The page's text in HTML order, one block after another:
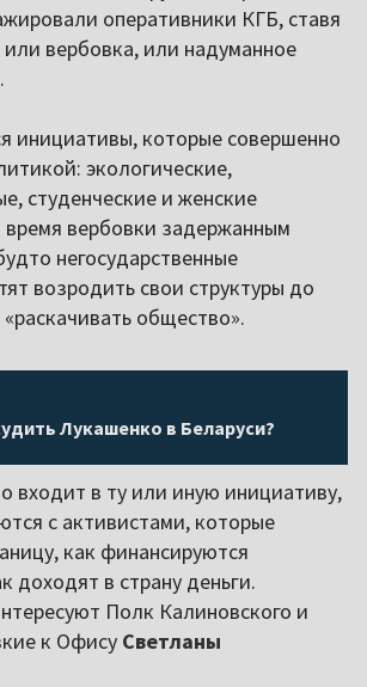
оперативники КГБ, ставя
вербовка, или надуманное
инициативы, которые совершенно
экологические,
студенческие и женские
вербовки задержанным
негосударственные
возродить свои структуры до
общество».
Лукашенко в Беларуси?
входит в ту или иную инициативу,
с активистами, которые
как финансируются
доходят в страну деньги.
Полк Калиновского и
к Офису Светланы